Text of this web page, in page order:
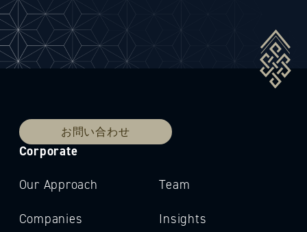
お問い合わせ
Corporate
Our Approach
Companies
Team
Insights